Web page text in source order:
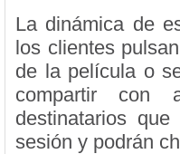
La dinámica de
los clientes
de la película o
compartir con
destinatarios
sesión y podrán